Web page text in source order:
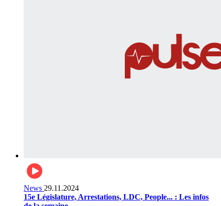
News 29.11.2024
15e Législature, Arrestations, LDC, People... : Les infos